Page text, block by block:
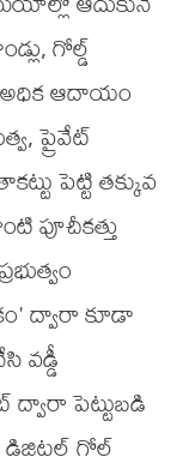
గోల్డ్
అధిక ఆదాయం
ప్రైవేట్
పెట్టి తక్కువ
పూచీకత్తు
ద్వారా కూడా
వడ్డీ
ద్వారా పెట్టుబడి
గోల్డ్